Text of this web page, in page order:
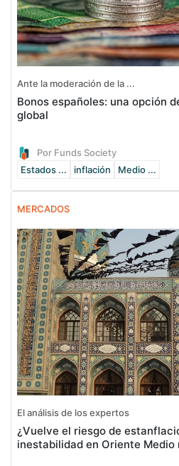
Ante la moderación de la ...
Bonos españoles: una opción
global
Por Funds Society
Estados ...
inflación Medio ...
MERCADOS
El análisis de los expertos
¿Vuelve el riesgo de
inestabilidad en Oriente